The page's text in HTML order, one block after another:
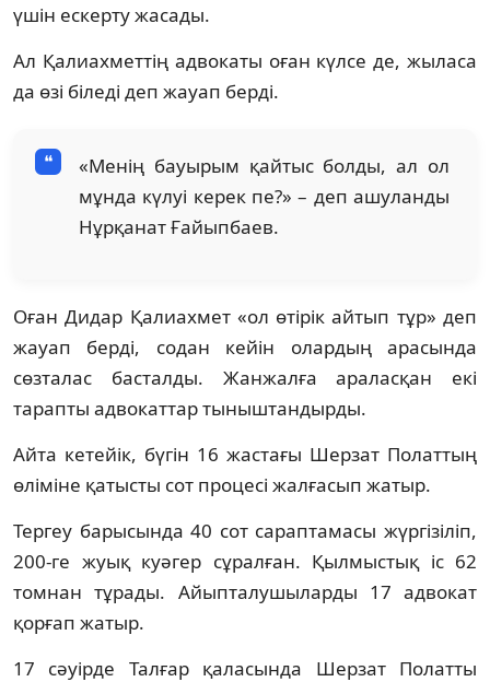
үшін ескерту жасады.
Ал Қалиахметтің адвокаты оған күлсе де, жыласа
да өзі біледі деп жауап берді.
«Менің бауырым қайтыс болды, ал ол
мұнда күлуі керек пе?» – деп ашуланды
Нұрқанат Ғайыпбаев.
Оған Дидар Қалиахмет «ол өтірік айтып тұр» деп
жауап берді, содан кейін олардың арасында
сөзталас басталды. Жанжалға араласқан екі
тарапты адвокаттар тыныштандырды.
Айта кетейік, бүгін 16 жастағы Шерзат Полаттың
өліміне қатысты сот процесі жалғасып жатыр.
Тергеу барысында 40 сот сараптамасы жүргізіліп,
200-ге жуық куәгер сұралған. Қылмыстық іс 62
томнан тұрады. Айыпталушыларды 17 адвокат
қорғап жатыр.
17 сәуірде Талғар қаласында Шерзат Полатты